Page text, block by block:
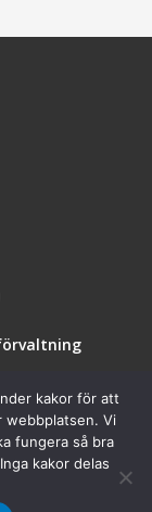
(öppnas
nytt
fönster)
kakor för att
webbplatsen. Vi
fungera så bra
kakor delas